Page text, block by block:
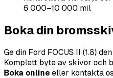
6 000–10 000 mil
Boka din
Ge din Ford FOCUS II (1.8)
Komplett byte av skivor och
Boka online eller kontakta